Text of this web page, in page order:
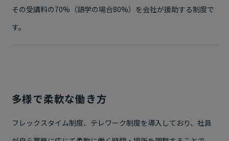
その受講料の70%（語学の場合80%）を会社が援助する制度で
す。
多様で柔軟な働き方
フレックスタイム制度、テレワーク制度を導入しており、社員